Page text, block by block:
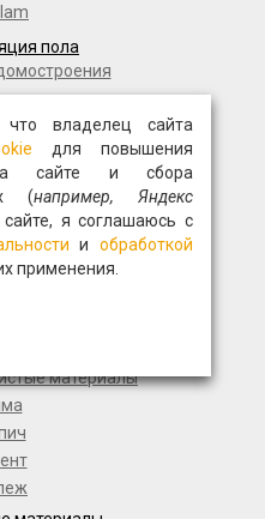
пола
кровля
материалы
плитка
материалы
владелец сайта
для повышения
сайте и сбора
(например, Яндекс
я соглашаюсь с
иобработкой
применения.